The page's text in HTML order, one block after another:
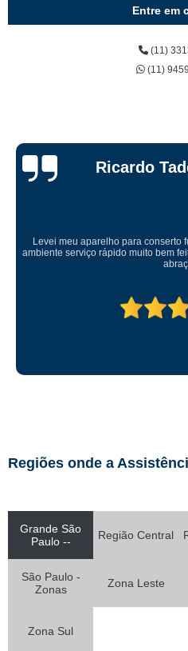
Entre em
(11)
(11)
Ricardo
Levei meu aparelho para conserto
ambiente serviço rápido muito bem
Regiões onde a
Grande São
Paulo --
Região Central
São Paulo -
Zonas
Zona Leste
Zona Sul